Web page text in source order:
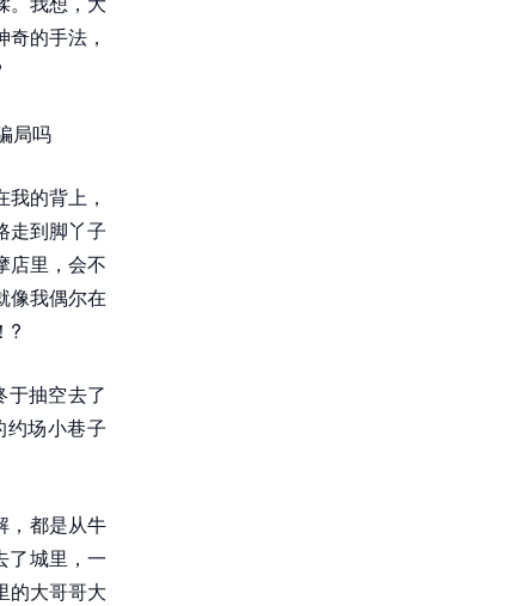
的手法，
局吗
的背上，
走到脚丫子
店里，会不
像我偶尔在
?
于抽空去了
场小巷子
，都是从牛
了城里，一
的大哥哥大